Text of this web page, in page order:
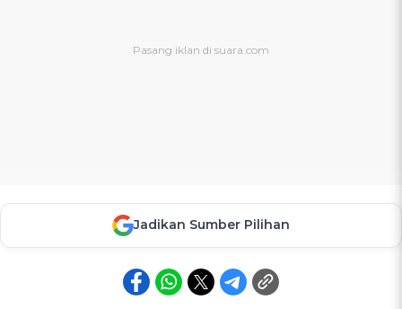
Jadikan Sumber Pilihan